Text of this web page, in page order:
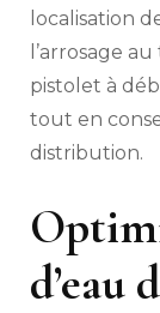
localisation
l’arrosage
pistolet à
tout en
distribution.
d’eau